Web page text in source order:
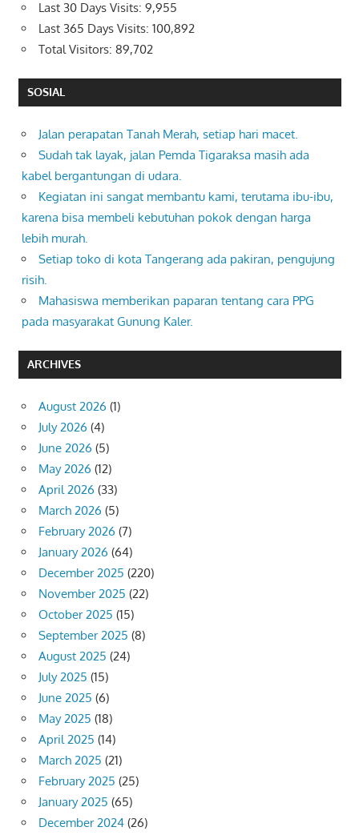
Last 30 Days Visits: 9,955
Last 365 Days Visits: 100,892
Total Visitors: 89,702
SOSIAL
Jalan perapatan Tanah Merah, setiap hari macet.
Sudah tak layak, jalan Pemda Tigaraksa masih ada
kabel bergantungan di udara.
Kegiatan ini sangat membantu kami, terutama ibu-ibu,
karena bisa membeli kebutuhan pokok dengan harga
lebih murah.
Setiap toko di kota Tangerang ada pakiran, pengujung
risih.
Mahasiswa memberikan paparan tentang cara PPG
pada masyarakat Gunung Kaler.
ARCHIVES
August 2026 (1)
July 2026 (4)
June 2026 (5)
May 2026 (12)
April 2026 (33)
March 2026 (5)
February 2026 (7)
January 2026 (64)
December 2025 (220)
November 2025 (22)
October 2025 (15)
September 2025 (8)
August 2025 (24)
July 2025 (15)
June 2025 (6)
May 2025 (18)
April 2025 (14)
March 2025 (21)
February 2025 (25)
January 2025 (65)
December 2024 (26)